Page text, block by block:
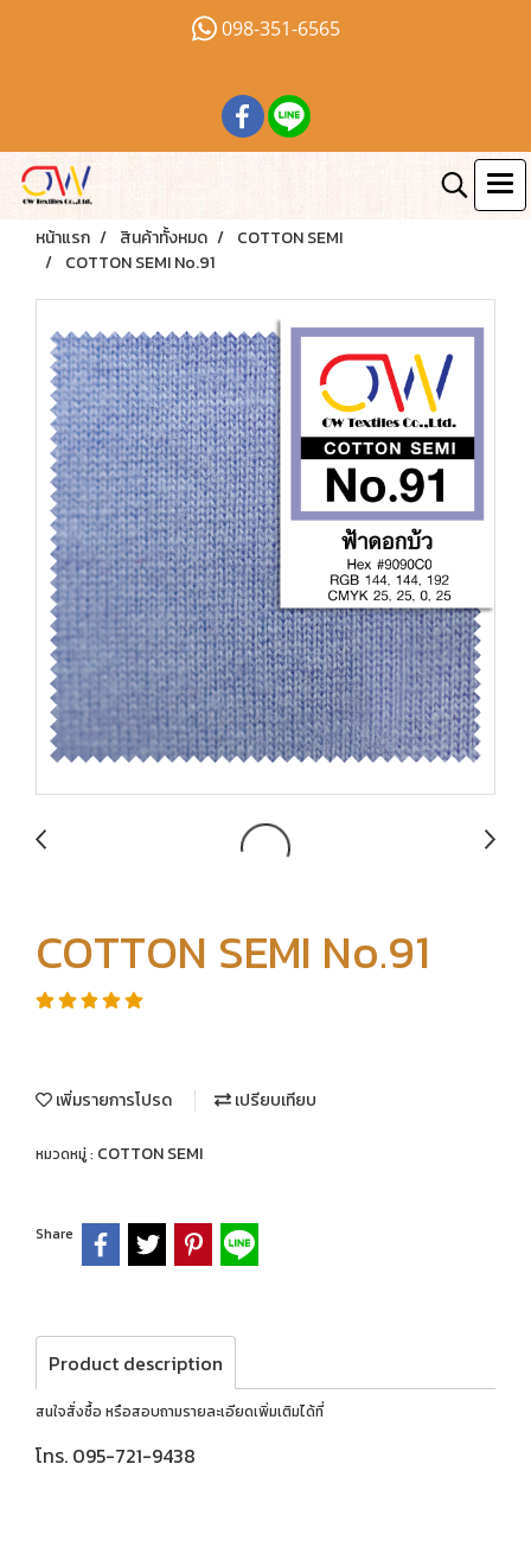
098-351-6565
หน้าแรก สินค้าทั้งหมด
COTTON SEMI
COTTON SEMI No.91
COTTON SEMI No.91
เพิ่มรายการโปรด เปรียบเทียบ
หมวดหมู่ : COTTON SEMI
Share
Product description
สนใจสั่งซื้อ หรือสอบถามรายละเอียดเพิ่มเติมได้ที่
โทร. 095-721-9438